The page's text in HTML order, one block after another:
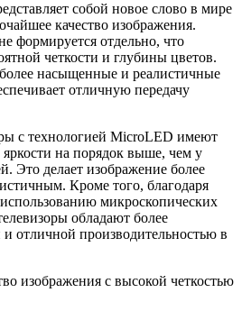
собой новое слово в мире
качество изображения.
формируется отдельно, что
четкости и глубины цветов.
более насыщенные и реалистичные
отличную передачу
с технологией MicroLED имеют
яркости на порядок выше, чем у
Это делает изображение более
Кроме того, благодаря
микроскопических
обладают более
отличной производительностью в
изображения с высокой четкостью